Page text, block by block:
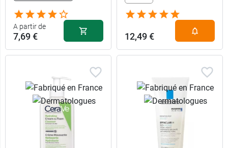
A partir de
7,69 € 12,49 €